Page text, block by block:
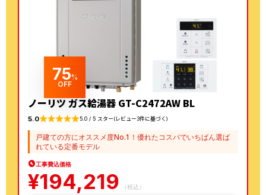
75%
OFF
ノーリツ ガス給湯器 GT-C2472AW BL
5.0 5.0 / 5 スター(レビュー3件に基づく)
戸建ての方にオススメ度No.1！優れたコスパでいちばん選ば
れている定番モデル
工事費込価格
¥194,219 （税込）